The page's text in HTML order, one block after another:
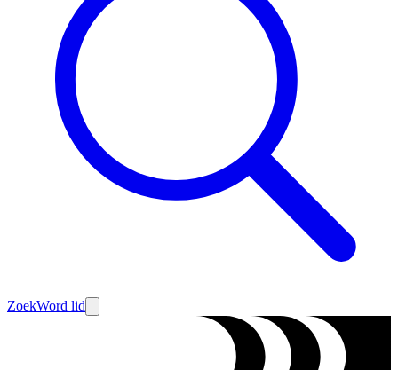
ZoekWord lid